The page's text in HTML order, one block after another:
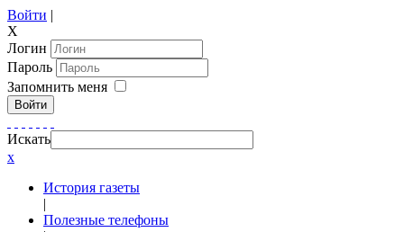
Войти |
X
Логин
Пароль
Запомнить меня
Войти
Искать
x
История газеты
|
Полезные телефоны